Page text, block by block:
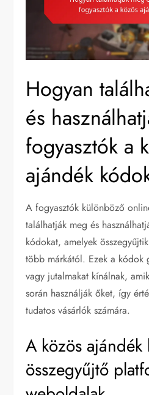
Hogyan
és
fogyasztók a
ajándék
A fogyasztók különböző
találhatják meg és
kódokat, amelyek
több márkától. Ezek a kódok
vagy jutalmakat kínálnak,
során használják őket, így
tudatos vásárlók számára.
A közös ajándék
összegyűjtő